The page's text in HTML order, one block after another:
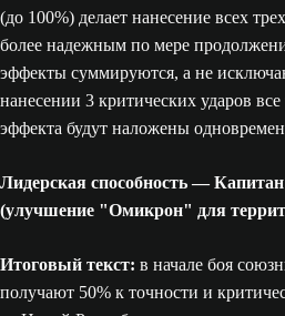
(до 100%) делает нанесение всех
более надежным по мере
эффекты суммируются, а не
нанесении 3 критических ударов
эффекта будут наложены
Лидерская способность —
(улучшение "Омикрон" для
Итоговый текст: в начале боя
получают 50% к точности и